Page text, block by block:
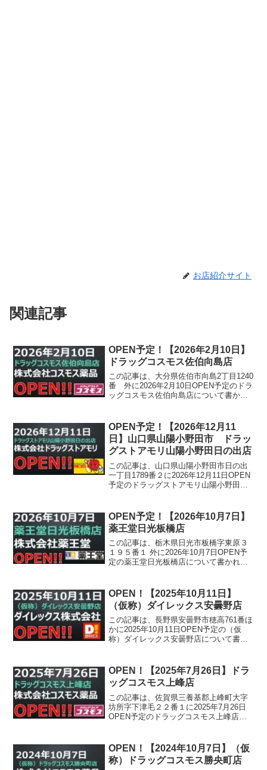
お店紹介サイト
関連記事
OPEN予定！【2026年2月10日】
ドラッグコスモス佐伯向島店
この記事は、大分県佐伯市向島2丁目1240
番 外に2026年2月10日OPEN予定のドラ
ッグコスモス佐伯向島店について書かれ
OPEN予定！【2026年12月11
日】山口県山陽小野田市 ドラッ
グストアモリ山陽小野田日の出店
この記事は、山口県山陽小野田市日の出
一丁目1789番２に2026年12月11日OPEN
予定のドラッグストアモリ山陽小野田日
OPEN予定！【2026年10月7日】
薬王堂日光板橋店
この記事は、栃木県日光市板橋字東原３
１９５番１ 外に2026年10月7日OPEN予
定の薬王堂日光板橋店について書かれて
OPEN！【2025年10月11日】
（仮称）ダイレックス安曇野店
この記事は、長野県安曇野市穂高761番ほ
かに2025年10月11日OPEN予定の（仮
称）ダイレックス安曇野店について書か
OPEN！【2025年7月26日】ドラ
ッグコスモス上峰店
この記事は、佐賀県三養基郡上峰町大字
坊所字下津毛２２番１に2025年7月26日
OPEN予定のドラッグコスモス上峰店に
OPEN！【2024年10月7日】（仮
称）ドラッグコスモス勝央町店